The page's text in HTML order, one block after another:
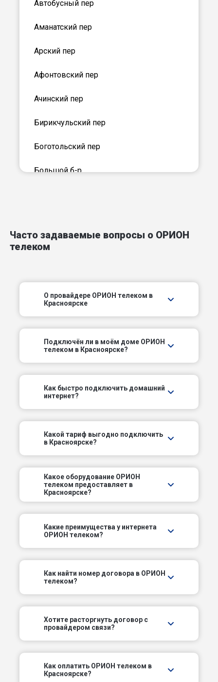
Автобусный пер
Аманатский пер
Арский пер
Афонтовский пер
Ачинский пер
Бирикчульский пер
Боготольский пер
Большой б-р
Бохтинский пер
Деповский пер
Заливной пер
Зеленый пер
Казарменный пер
Каратузский пер
Комсомольский пр-кт
Красная пл
Куксинский пер
Лесосибирский пер
Медицинский пер
Одесский пер
Часто задаваемые вопросы о ОРИОН
телеком
О провайдере ОРИОН телеком в
Красноярске
Подключëн ли в моём доме ОРИОН
телеком в Красноярске?
Как быстро подключить домашний
интернет?
Какой тариф выгодно подключить
в Красноярске?
Какое оборудование ОРИОН
телеком предоставляет в
Красноярске?
Какие преимущества у интернета
ОРИОН телеком?
Как найти номер договора в ОРИОН
телеком?
Хотите расторгнуть договор с
провайдером связи?
Как оплатить ОРИОН телеком в
Красноярске?